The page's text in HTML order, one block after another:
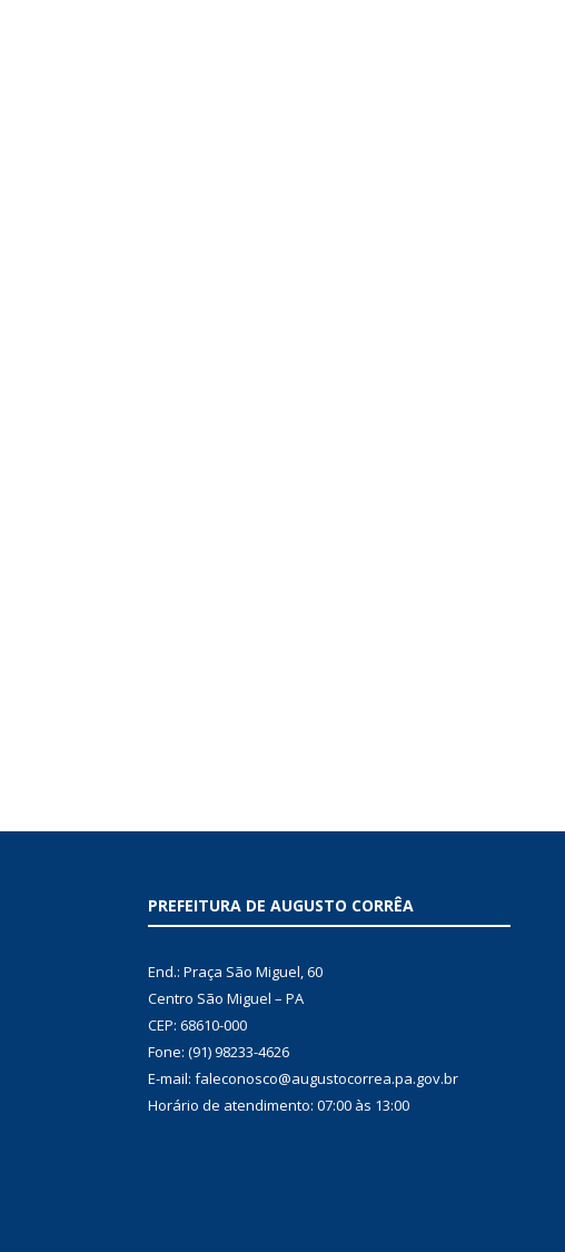
PREFEITURA DE AUGUSTO CORRÊA
End.: Praça São Miguel, 60
Centro São Miguel – PA
CEP: 68610-000
Fone: (91) 98233-4626
E-mail: faleconosco@augustocorrea.pa.gov.br
Horário de atendimento: 07:00 às 13:00